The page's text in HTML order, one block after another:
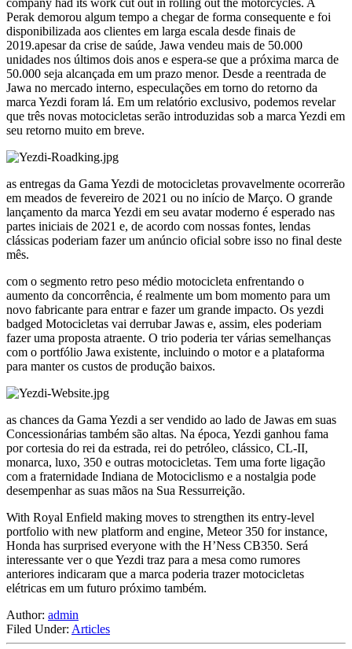
Perak demorou algum tempo a chegar de forma consequente e foi
disponibilizada aos clientes em larga escala desde finais de
2019.apesar da crise de saúde, Jawa vendeu mais de 50.000
unidades nos últimos dois anos e espera-se que a próxima marca de
50.000 seja alcançada em um prazo menor. Desde a reentrada de
Jawa no mercado interno, especulações em torno do retorno da
marca Yezdi foram lá. Em um relatório exclusivo, podemos revelar
que três novas motocicletas serão introduzidas sob a marca Yezdi em
seu retorno muito em breve.
as entregas da Gama Yezdi de motocicletas provavelmente ocorrerão
em meados de fevereiro de 2021 ou no início de Março. O grande
lançamento da marca Yezdi em seu avatar moderno é esperado nas
partes iniciais de 2021 e, de acordo com nossas fontes, lendas
clássicas poderiam fazer um anúncio oficial sobre isso no final deste
mês.
com o segmento retro peso médio motocicleta enfrentando o
aumento da concorrência, é realmente um bom momento para um
novo fabricante para entrar e fazer um grande impacto. Os yezdi
badged Motocicletas vai derrubar Jawas e, assim, eles poderiam
fazer uma proposta atraente. O trio poderia ter várias semelhanças
com o portfólio Jawa existente, incluindo o motor e a plataforma
para manter os custos de produção baixos.
as chances da Gama Yezdi a ser vendido ao lado de Jawas em suas
Concessionárias também são altas. Na época, Yezdi ganhou fama
por cortesia do rei da estrada, rei do petróleo, clássico, CL-II,
monarca, luxo, 350 e outras motocicletas. Tem uma forte ligação
com a fraternidade Indiana de Motociclismo e a nostalgia pode
desempenhar as suas mãos na Sua Ressurreição.
With Royal Enfield making moves to strengthen its entry-level
portfolio with new platform and engine, Meteor 350 for instance,
Honda has surprised everyone with the H’Ness CB350. Será
interessante ver o que Yezdi traz para a mesa como rumores
anteriores indicaram que a marca poderia trazer motocicletas
elétricas em um futuro próximo também.
Author: admin
Filed Under: Articles